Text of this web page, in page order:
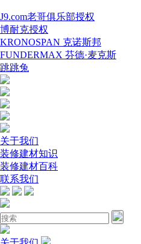
J9.com老哥俱乐部授权
博耐克授权
KRONOSPAN 克诺斯邦
FUNDERMAX 芬德·麦克斯
跳跳兔
关于我们
装修建材知识
装修建材百科
联系我们